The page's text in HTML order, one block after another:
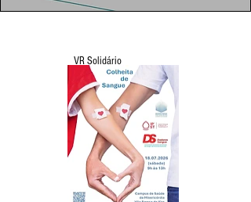
VR Solidário